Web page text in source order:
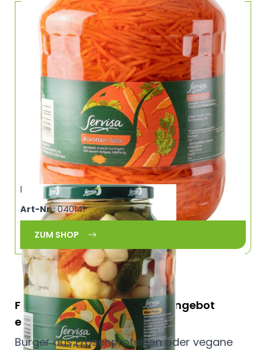
Mixed Pickles SERVISA 0246
Art-Nr.:040141
ZUM SHOP
Für mehr Abwechslung das Angebot
erweitern
Burger aus Erbsenproteinen oder vegane